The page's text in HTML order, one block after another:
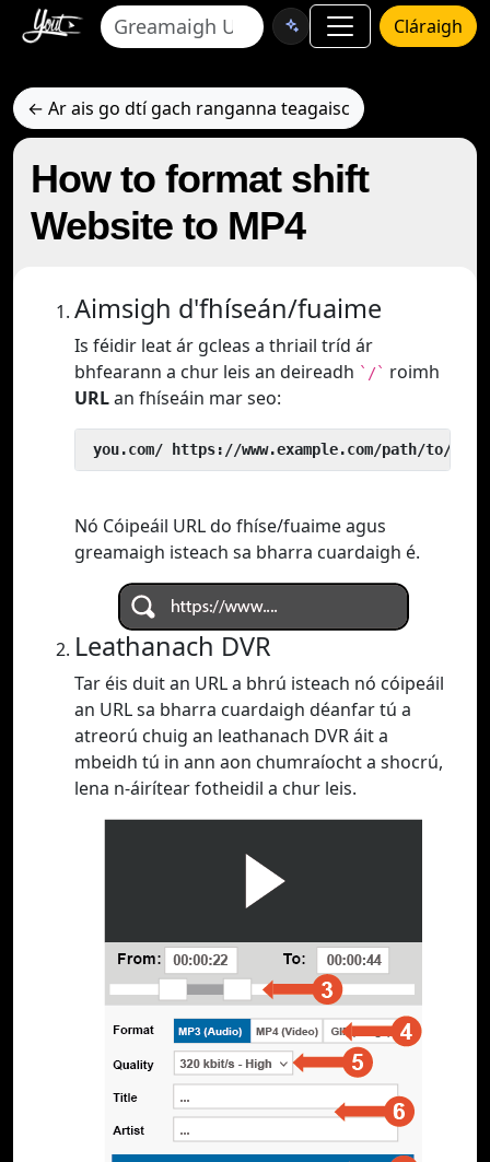
Cláraigh
← Ar ais go dtí gach ranganna teagaisc
How to format shift
Website to MP4
Aimsigh d'fhíseán/fuaime
Is féidir leat ár gcleas a thriail tríd ár
bhfearann a chur leis an deireadh `/` roimh
URLan fhíseáin mar seo:
you.com/ https://www.example.com/path/to/
Nó Cóipeáil URL do fhíse/fuaime agus
greamaigh isteach sa bharra cuardaigh é.
Leathanach DVR
Tar éis duit an URL a bhrú isteach nó cóipeáil
an URL sa bharra cuardaigh déanfar tú a
atreorú chuig an leathanach DVR áit a
mbeidh tú in ann aon chumraíocht a shocrú,
lena n-áirítear fotheidil a chur leis.